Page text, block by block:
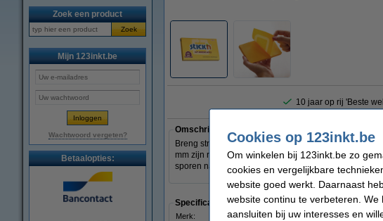
Zoek een product
Zoek
Mijn 123inkt.be
Wachtwoord vergeten?
Betaalopties:
10 jaar op rij 'Beste
Omschrijving
Breng structuur en overzicht aan in uw werk met het
mm zijn rondom voorzien van een plakrand en
sporen na te laten. Het memoblok van Stick’n is
Specificaties
Merk: Stick'n
Cookies op 123inkt.be
Om winkelen bij 123inkt.be zo
cookies en vergelijkbare
website goed werkt. Daarnaast
website continu te verbeteren.
aansluiten bij uw interesses en